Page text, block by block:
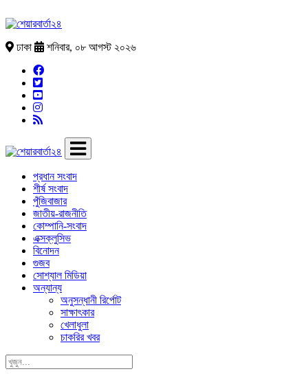
ঢাকা শনিবার, ০৮ আগস্ট ২০২৬
প্রধান সংবাদ
শীর্ষ সংবাদ
পুঁজিবাজার
জাতীয়-রাজনীতি
কোম্পানি-সংবাদ
এক্সক্লুসিভ
বিনোদন
গুজব
সোশ্যাল মিডিয়া
অন্যান্য
অনুসন্ধানী রির্পোট
সাক্ষাৎকার
খেলাধুলা
চাকরির খবর